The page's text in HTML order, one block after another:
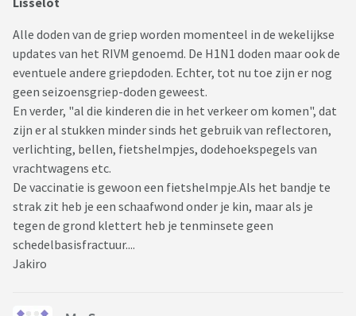
Alle doden van de griep worden momenteel in de wekelijkse
updates van het RIVM genoemd. De H1N1 doden maar ook de
eventuele andere griepdoden. Echter, tot nu toe zijn er nog
geen seizoensgriep-doden geweest.
En verder, "al die kinderen die in het verkeer om komen", dat
zijn er al stukken minder sinds het gebruik van reflectoren,
verlichting, bellen, fietshelmpjes, dodehoekspegels van
vrachtwagens etc.
De vaccinatie is gewoon een fietshelmpje.Als het bandje te
strak zit heb je een schaafwond onder je kin, maar als je
tegen de grond klettert heb je tenminsete geen
schedelbasisfractuur....
Jakiro